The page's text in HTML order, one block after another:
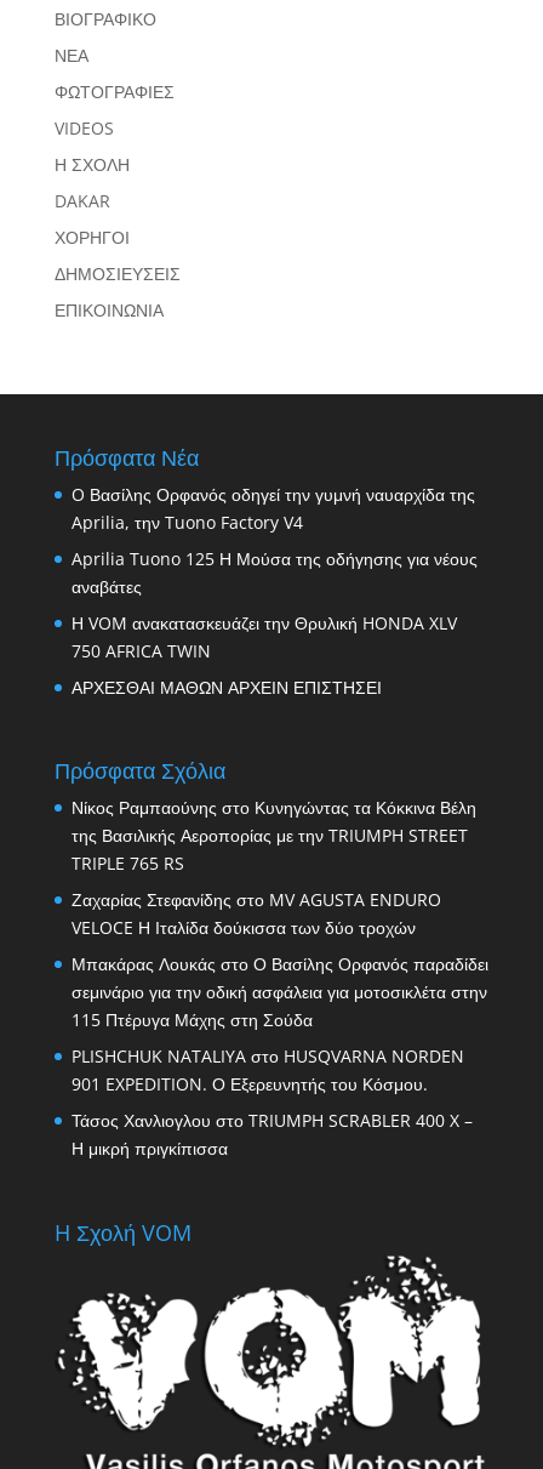
ΒΙΟΓΡΑΦΙΚΟ
ΝΕΑ
ΦΩΤΟΓΡΑΦΙΕΣ
VIDEOS
Η ΣΧΟΛΗ
DAKAR
ΧΟΡΗΓΟΙ
ΔΗΜΟΣΙΕΥΣΕΙΣ
ΕΠΙΚΟΙΝΩΝΙΑ
Πρόσφατα Νέα
O Βασίλης Ορφανός οδηγεί την γυμνή ναυαρχίδα της
Aprilia, την Tuono Factory V4
Aprilia Tuono 125 Η Μούσα της οδήγησης για νέους
αναβάτες
Η VOM ανακατασκευάζει την Θρυλική HONDA XLV
750 AFRICA TWIN
ΑΡΧΕΣΘΑΙ ΜΑΘΩΝ ΑΡΧΕΙΝ ΕΠΙΣΤΗΣΕΙ
Πρόσφατα Σχόλια
Νίκος Ραμπαούνης στο Κυνηγώντας τα Κόκκινα Βέλη
της Βασιλικής Αεροπορίας με την TRIUMPH STREET
TRIPLE 765 RS
Ζαχαρίας Στεφανίδης στο MV AGUSTA ENDURO
VELOCE Η Ιταλίδα δούκισσα των δύο τροχών
Μπακάρας Λουκάς στο Ο Βασίλης Ορφανός παραδίδει
σεμινάριο για την οδική ασφάλεια για μοτοσικλέτα στην
115 Πτέρυγα Μάχης στη Σούδα
PLISHCHUK NATALIYAστο HUSQVARNA NORDEN
901 EXPEDITION. Ο Εξερευνητής του Κόσμου.
Τάσος Χανλιογλου στο TRIUMPH SCRABLER 400 X –
Η μικρή πριγκίπισσα
H Σχολή VOM